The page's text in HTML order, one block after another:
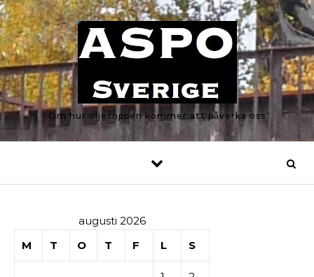
Skip to content
Om hur oljetoppen kommer att påverka oss
augusti 2026
M
T O T F L S